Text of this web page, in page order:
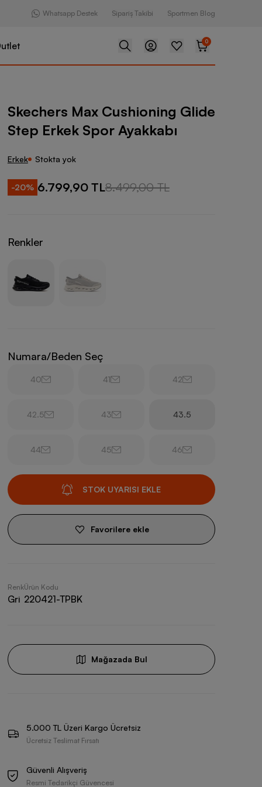
Whatsapp Destek Sipariş Takibi Sportmen Blog
0
Cushioning Glide Step Erkek Spor Ayakkabı
Skechers Max Cushioning Glide
Step Erkek Spor Ayakkabı
Erkek Stokta yok
-20% 6.799,90 TL8.499,00 TL
Renkler
Numara/Beden Seç
40 41 42
42.5 43 43.5
44 45 46
STOK UYARISI EKLE
Favorilere ekle
Renk
Gri
Ürün Kodu
220421-TPBK
Mağazada Bul
5.000 TL Üzeri Kargo Ücretsiz
Ücretsiz Teslimat Fırsatı
Güvenli Alışveriş
Resmi Tedarikçi Güvencesi